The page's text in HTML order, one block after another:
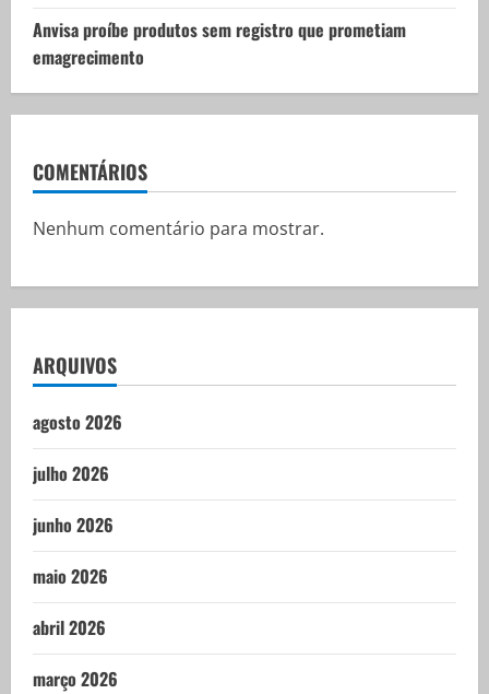
Anvisa proíbe produtos sem registro que prometiam
emagrecimento
COMENTÁRIOS
Nenhum comentário para mostrar.
ARQUIVOS
agosto 2026
julho 2026
junho 2026
maio 2026
abril 2026
março 2026